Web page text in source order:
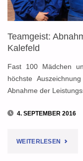
Teamgeist:
Kalefeld
Fast 100 Mädchen
höchste
Abnahme der
4. SEPTEMBER 2016
WEITERLESEN